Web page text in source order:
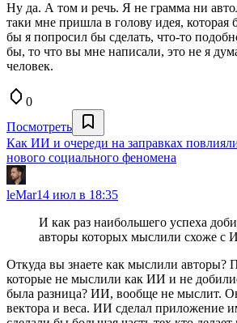
Ну да. А том и речь. Я не грамма ни
таки мне пришла в голову идея,
бы я попросил бы сделать, что-то
бы, то что вы мне написали, это не я
человек.
0
Посмотреть
Как ИИ и очереди на заправках
нового социального феномена
leMar14 июл в 18:35
И как раз наибольшего успеха
авторы которых мыслили схоже с
Откуда вы знаете как мыслили авторы?
которые не мыслили как ИИ и не
была разница? ИИ, вообще не мыслит.
вектора и веса. ИИ сделал приложение